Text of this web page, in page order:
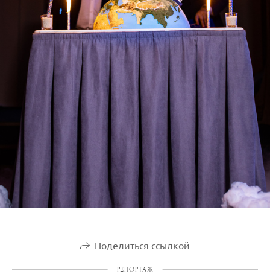
Поделиться ссылкой
РЕПОРТАЖ